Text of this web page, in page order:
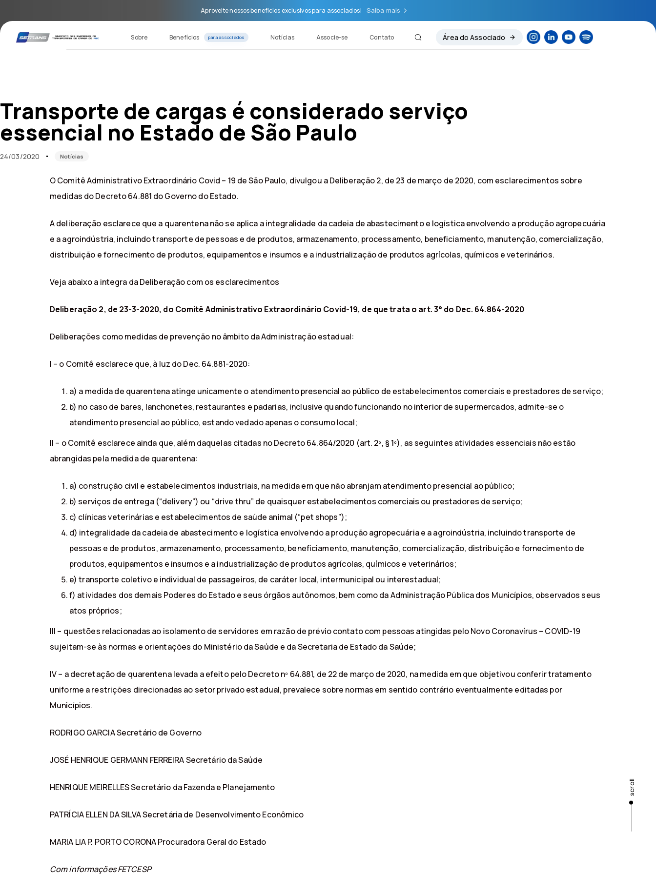
primary
navigation
Aproveite nossos benefícios exclusivos para associados! Saiba mais
Sobre Benefícios para associados Notícias Associe-se Contato Área do Associado
scroll
Transporte de cargas é considerado serviço
essencial no Estado de São Paulo
24/03/2020 Notícias
O Comitê Administrativo Extraordinário Covid – 19 de São Paulo, divulgou a Deliberação 2, de 23 de março de 2020, com esclarecimentos sobre
medidas do Decreto 64.881 do Governo do Estado.
A deliberação esclarece que a quarentena não se aplica a integralidade da cadeia de abastecimento e logística envolvendo a produção agropecuária
e a agroindústria, incluindo transporte de pessoas e de produtos, armazenamento, processamento, beneficiamento, manutenção, comercialização,
distribuição e fornecimento de produtos, equipamentos e insumos e a industrialização de produtos agrícolas, químicos e veterinários.
Veja abaixo a integra da Deliberação com os esclarecimentos
Deliberação 2, de 23-3-2020, do Comitê Administrativo Extraordinário Covid-19, de que trata o art. 3° do Dec. 64.864-2020
Deliberações como medidas de prevenção no âmbito da Administração estadual:
I – o Comitê esclarece que, à luz do Dec. 64.881-2020:
a) a medida de quarentena atinge unicamente o atendimento presencial ao público de estabelecimentos comerciais e prestadores de serviço;
b) no caso de bares, lanchonetes, restaurantes e padarias, inclusive quando funcionando no interior de supermercados, admite-se o
atendimento presencial ao público, estando vedado apenas o consumo local;
II – o Comitê esclarece ainda que, além daquelas citadas no Decreto 64.864/2020 (art. 2º, § 1º), as seguintes atividades essenciais não estão
abrangidas pela medida de quarentena:
a) construção civil e estabelecimentos industriais, na medida em que não abranjam atendimento presencial ao público;
b) serviços de entrega (“delivery”) ou “drive thru” de quaisquer estabelecimentos comerciais ou prestadores de serviço;
c) clínicas veterinárias e estabelecimentos de saúde animal (“pet shops”);
d) integralidade da cadeia de abastecimento e logística envolvendo a produção agropecuária e a agroindústria, incluindo transporte de
pessoas e de produtos, armazenamento, processamento, beneficiamento, manutenção, comercialização, distribuição e fornecimento de
produtos, equipamentos e insumos e a industrialização de produtos agrícolas, químicos e veterinários;
e) transporte coletivo e individual de passageiros, de caráter local, intermunicipal ou interestadual;
f) atividades dos demais Poderes do Estado e seus órgãos autônomos, bem como da Administração Pública dos Municípios, observados seus
atos próprios;
III – questões relacionadas ao isolamento de servidores em razão de prévio contato com pessoas atingidas pelo Novo Coronavírus – COVID-19
sujeitam-se às normas e orientações do Ministério da Saúde e da Secretaria de Estado da Saúde;
IV – a decretação de quarentena levada a efeito pelo Decreto nº 64.881, de 22 de março de 2020, na medida em que objetivou conferir tratamento
uniforme a restrições direcionadas ao setor privado estadual, prevalece sobre normas em sentido contrário eventualmente editadas por
Municípios.
RODRIGO GARCIA Secretário de Governo
JOSÉ HENRIQUE GERMANN FERREIRA Secretário da Saúde
HENRIQUE MEIRELLES Secretário da Fazenda e Planejamento
PATRÍCIA ELLEN DA SILVA Secretária de Desenvolvimento Econômico
MARIA LIA P. PORTO CORONA Procuradora Geral do Estado
Com informações FETCESP